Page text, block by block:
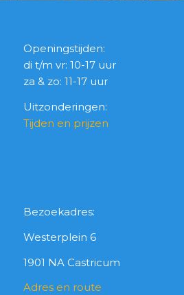
Openingstijden:
di t/m vr: 10-17 uur
za & zo: 11-17 uur
Uitzonderingen:
Tijden en prijzen
Bezoekadres:
Westerplein 6
1901 NA Castricum
Adres en route